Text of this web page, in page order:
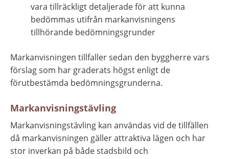
vara tillräckligt detaljerade för att kunna
bedömmas utifrån markanvisningens
tillhörande bedömningsgrunder
Markanvisningen tillfaller sedan den byggherre vars
förslag som har graderats högst enligt de
förutbestämda bedömningsgrunderna.
Markanvisningstävling
Markanvisningstävling kan användas vid de tillfällen
då markanvisningen gäller attraktiva lägen och har
stor inverkan på både stadsbild och